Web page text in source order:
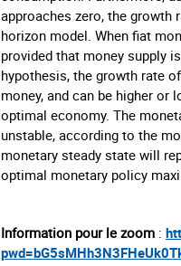
approaches zero, the growth
horizon model. When fiat
provided that money supply
hypothesis, the growth rate
money, and can be higher
optimal economy. The
unstable, according to the
monetary steady state will
optimal monetary policy
Information pour le zoom :